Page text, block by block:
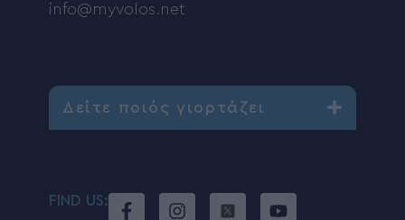
info@myvolos.net
Δείτε ποιός γιορτάζει
FIND US: